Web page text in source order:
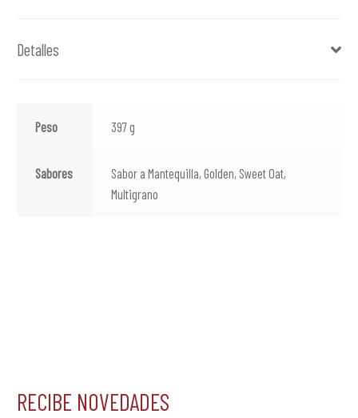
Detalles
Peso 397 g
Sabores
Sabor a Mantequilla, Golden, Sweet Oat,
Multigrano
RECIBE NOVEDADES